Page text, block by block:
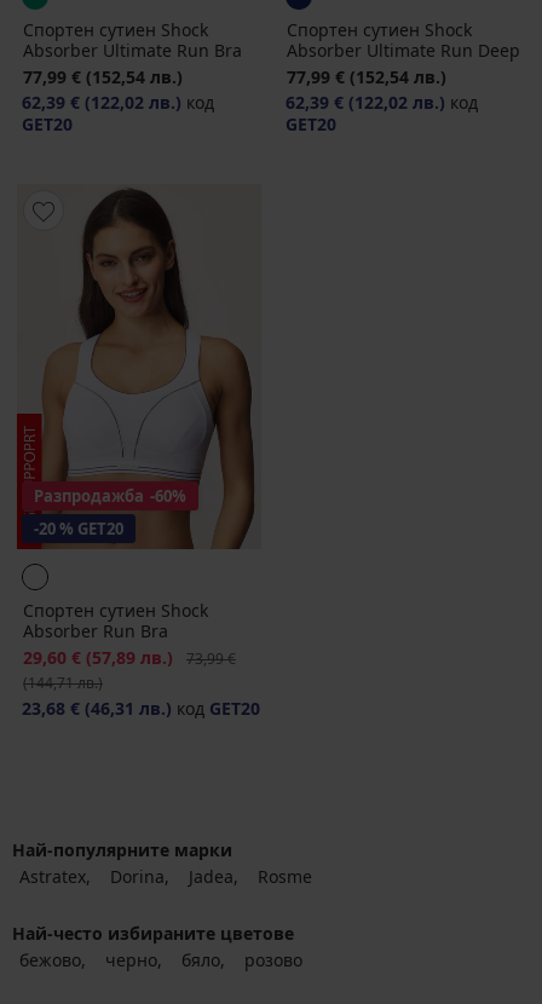
Спортен сутиен Shock
Absorber Ultimate Run Brа
77,99 € (152,54 лв.)
62,39 € (122,02 лв.) код
GET20
Спортен сутиен Shock
Absorber Ultimate Run Deep
77,99 € (152,54 лв.)
62,39 € (122,02 лв.) код
GET20
Разпродажба -60%
-20 % GET20
Спортен сутиен Shock
Absorber Run Bra
Намаление
29,60 € (57,89 лв.) Първоначална цена
73,99 €
(144,71 лв.)
23,68 € (46,31 лв.) код GET20
Най-популярните марки
Astratex
Dorina Jadea Rosme
Най-често избираните цветове
бежово
черно бяло розово